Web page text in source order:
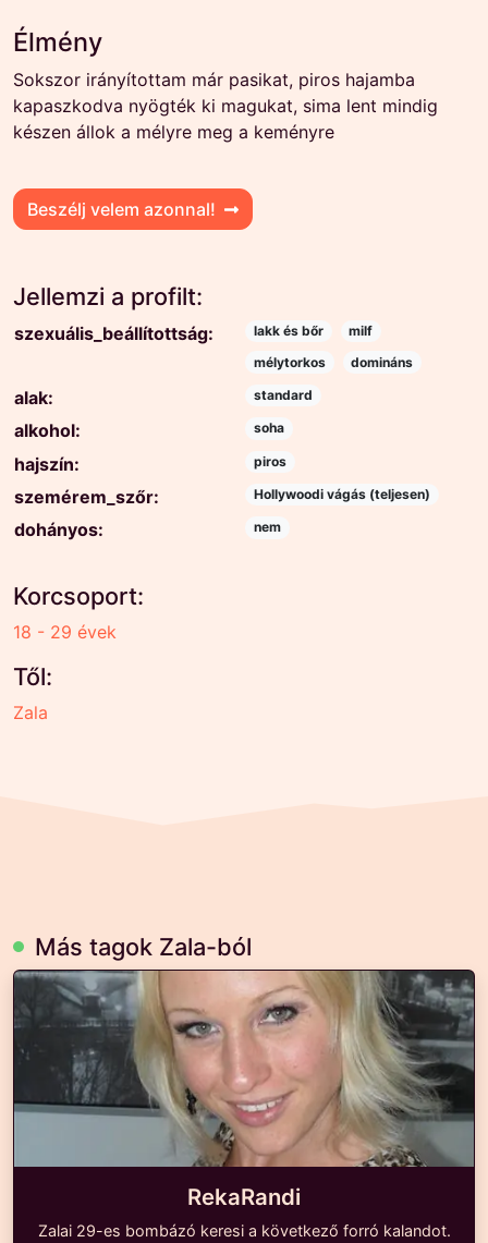
Élmény
Sokszor irányítottam már pasikat, piros hajamba
kapaszkodva nyögték ki magukat, sima lent mindig
készen állok a mélyre meg a keményre
Beszélj velem azonnal!
Jellemzi a profilt:
szexuális_beállítottság: lakk és bőr
milf
mélytorkos
domináns
alak: standard
alkohol: soha
hajszín: piros
szemérem_szőr: Hollywoodi vágás (teljesen)
dohányos: nem
Korcsoport:
18 - 29 évek
Től:
Zala
Más tagok Zala-ból
RekaRandi
Zalai 29-es bombázó keresi a következő forró kalandot.